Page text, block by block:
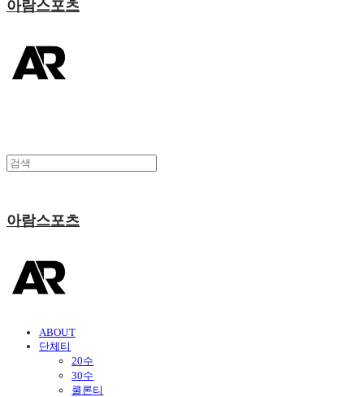
아람스포츠
아람스포츠
ABOUT
단체티
20수
30수
쿨론티